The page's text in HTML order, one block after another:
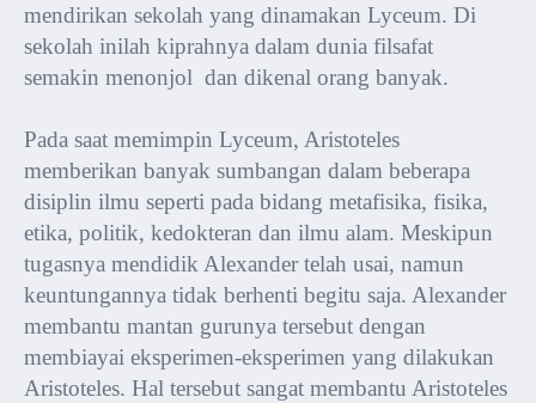
mendirikan sekolah yang dinamakan Lyceum. Di
sekolah inilah kiprahnya dalam dunia filsafat
semakin menonjol dan dikenal orang banyak.
Pada saat memimpin Lyceum, Aristoteles
memberikan banyak sumbangan dalam beberapa
disiplin ilmu seperti pada bidang metafisika, fisika,
etika, politik, kedokteran dan ilmu alam. Meskipun
tugasnya mendidik Alexander telah usai, namun
keuntungannya tidak berhenti begitu saja. Alexander
membantu mantan gurunya tersebut dengan
membiayai eksperimen-eksperimen yang dilakukan
Aristoteles. Hal tersebut sangat membantu Aristoteles